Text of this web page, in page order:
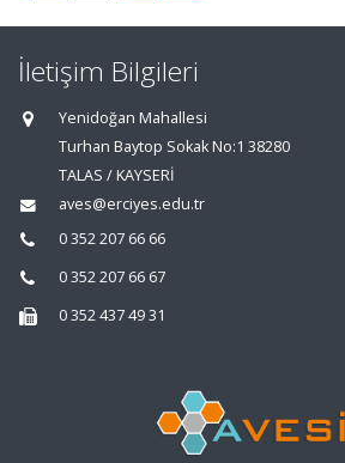
İletişim Bilgileri
Yenidoğan Mahallesi
Turhan Baytop Sokak No:1 38280
TALAS / KAYSERİ
aves@erciyes.edu.tr
0 352 207 66 66
0 352 207 66 67
0 352 437 49 31